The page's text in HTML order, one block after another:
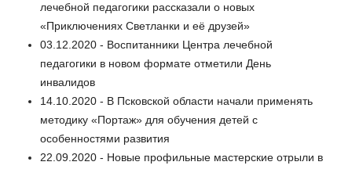
лечебной педагогики рассказали о новых
«Приключениях Светланки и её друзей»
03.12.2020 - Воспитанники Центра лечебной
педагогики в новом формате отметили День
инвалидов
14.10.2020 - В Псковской области начали применять
методику «Портаж» для обучения детей с
особенностями развития
22.09.2020 - Новые профильные мастерские отрыли в